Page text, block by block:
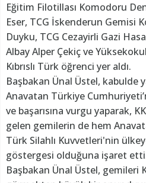
Eğitim Filotillası Komodoru
Eser, TCG İskenderun Gemisi
Duyku, TCG Cezayirli Gazi
Albay Alper Çekiç ve
Kıbrıslı Türk öğrenci yer aldı.
Başbakan Ünal Üstel, kabulde
Anavatan Türkiye
ve başarısına vurgu yaparak,
gelen gemilerin de hem
Türk Silahlı Kuvvetleri'nin
göstergesi olduğuna işaret
Başbakan Ünal Üstel, gemileri